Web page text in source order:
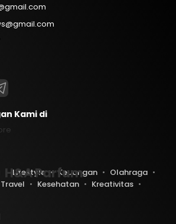
Kami di
Lifestyle Keuangan
Olahraga
Travel Kesehatan
Kreativitas
H&A Parfum